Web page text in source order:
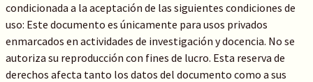
condicionada a la aceptación de las siguientes condiciones de
uso: Este documento es únicamente para usos privados
enmarcados en actividades de investigación y docencia. No se
autoriza su reproducción con fines de lucro. Esta reserva de
derechos afecta tanto los datos del documento como a sus